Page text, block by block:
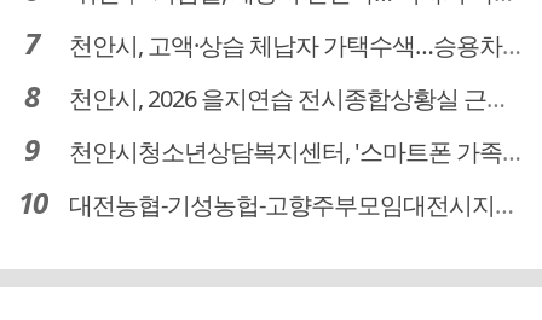
천안시, 고액·상습 체납자 가택수색…승용차 압류·공매 착수
천안시, 2026 을지연습 전시종합상황실 근무자 사전교육
천안시청소년상담복지센터, '스마트폰 가족치유캠프' 운영
대전농협-기성농헙-고향주부모임대전시지회, 이심점심 중식지원 봉사활동